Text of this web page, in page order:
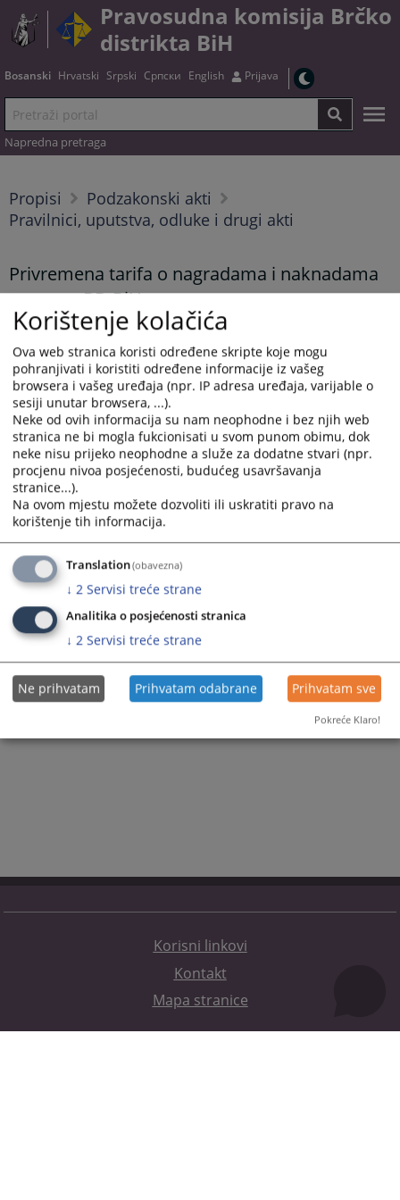
Pravosudna komisija Brčko
distrikta BiH
Bosanski Hrvatski Srpski Српски English Prijava
Napredna pretraga
Propisi
Podzakonski akti
Pravilnici, uputstva, odluke i drugi akti
Privremena tarifa o nagradama i naknadama
notara u BD BiH
Tekst dokumenta možete preuzetiOVDJE.
Prikazana vijest je na: Bosanski jezik
Vijest dostupna još na: Српски језик
545PREGLEDA
Korisni linkovi
Kontakt
Mapa stranice
Korištenje kolačića
Ova web stranica koristi određene skripte koje mogu
pohranjivati i koristiti određene informacije iz vašeg
browsera i vašeg uređaja (npr. IP adresa uređaja, varijable o
sesiji unutar browsera, ...).
Neke od ovih informacija su nam neophodne i bez njih web
stranica ne bi mogla fukcionisati u svom punom obimu, dok
neke nisu prijeko neophodne a služe za dodatne stvari (npr.
procjenu nivoa posjećenosti, budućeg usavršavanja
stranice...).
Na ovom mjestu možete dozvoliti ili uskratiti pravo na
korištenje tih informacija.
Translation(obavezna)
↓ 2 Servisi treće strane
Analitika o posjećenosti stranica
↓ 2 Servisi treće strane
Ne prihvatam Prihvatam odabrane Prihvatam sve
Pokreće Klaro!